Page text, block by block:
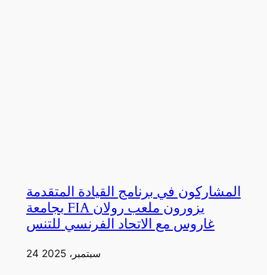
المشاركون في برنامج القيادة المتقدمة
بجامعة FIA يزورون ملعب رولان
غاروس مع الاتحاد الفرنسي للتنس
24 سبتمبر، 2025